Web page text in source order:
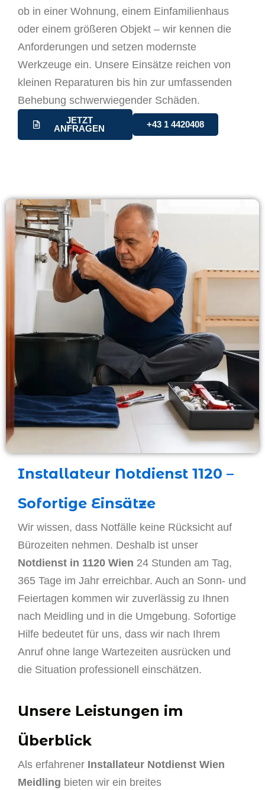
ob in einer Wohnung, einem Einfamilienhaus
oder einem größeren Objekt – wir kennen die
Anforderungen und setzen modernste
Werkzeuge ein. Unsere Einsätze reichen von
kleinen Reparaturen bis hin zur umfassenden
Behebung schwerwiegender Schäden.
JETZT
ANFRAGEN
+43 1 4420408
Installateur Notdienst 1120 –
Sofortige Einsätze
Wir wissen, dass Notfälle keine Rücksicht auf
Bürozeiten nehmen. Deshalb ist unser
Notdienst in 1120 Wien 24 Stunden am Tag,
365 Tage im Jahr erreichbar. Auch an Sonn- und
Feiertagen kommen wir zuverlässig zu Ihnen
nach Meidling und in die Umgebung. Sofortige
Hilfe bedeutet für uns, dass wir nach Ihrem
Anruf ohne lange Wartezeiten ausrücken und
die Situation professionell einschätzen.
Unsere Leistungen im
Überblick
Als erfahrener Installateur Notdienst Wien
Meidling bieten wir ein breites